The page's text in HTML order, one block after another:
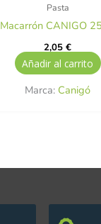
Pasta
Macarrón CANIGO
2,05€
Añadir al carrito
Marca: Canigó